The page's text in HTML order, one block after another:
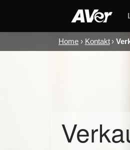
Home Kontakt